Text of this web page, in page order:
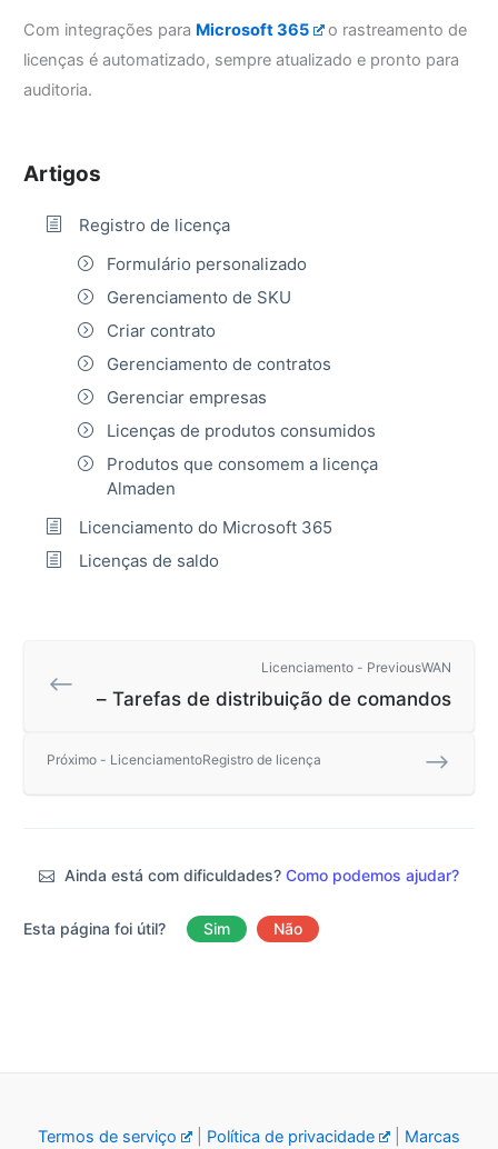
Com integrações para Microsoft 365
o rastreamento de
licenças é automatizado, sempre atualizado e pronto para
auditoria.
Artigos
Registro de licença
Formulário personalizado
Gerenciamento de SKU
Criar contrato
Gerenciamento de contratos
Gerenciar empresas
Licenças de produtos consumidos
Produtos que consomem a licença
Almaden
Licenciamento do Microsoft 365
Licenças de saldo
Licenciamento - PreviousWAN
– Tarefas de distribuição de comandos
Próximo - LicenciamentoRegistro de licença
Ainda está com dificuldades? Como podemos ajudar?
Esta página foi útil? Sim Não
Termos de serviço Política de privacidade Marcas